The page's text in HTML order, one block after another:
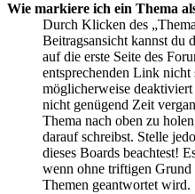
Wie markiere ich ein Thema
Durch Klicken des
Beitragsansicht kannst du
auf die erste Seite des
entsprechenden Link
möglicherweise
nicht genügend Zeit
Thema nach oben zu
darauf schreibst. Stelle
dieses Boards beachtest!
wenn ohne triftigen Grund
Themen geantwortet wird.